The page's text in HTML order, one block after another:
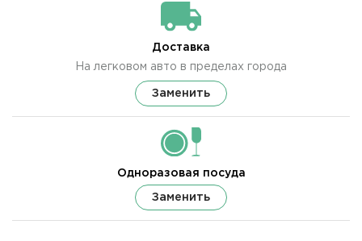
Доставка
На легковом авто в пределах города
Заменить
Одноразовая посуда
Заменить